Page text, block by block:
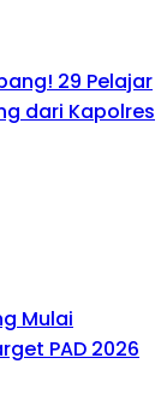
29 Pelajar
dari Kapolres
Mulai
PAD 2026